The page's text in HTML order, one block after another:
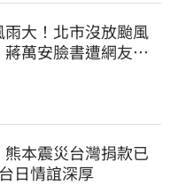
雨大！北市沒放颱風
萬安臉書遭網友灌
本震災台灣捐款已
日情誼深厚